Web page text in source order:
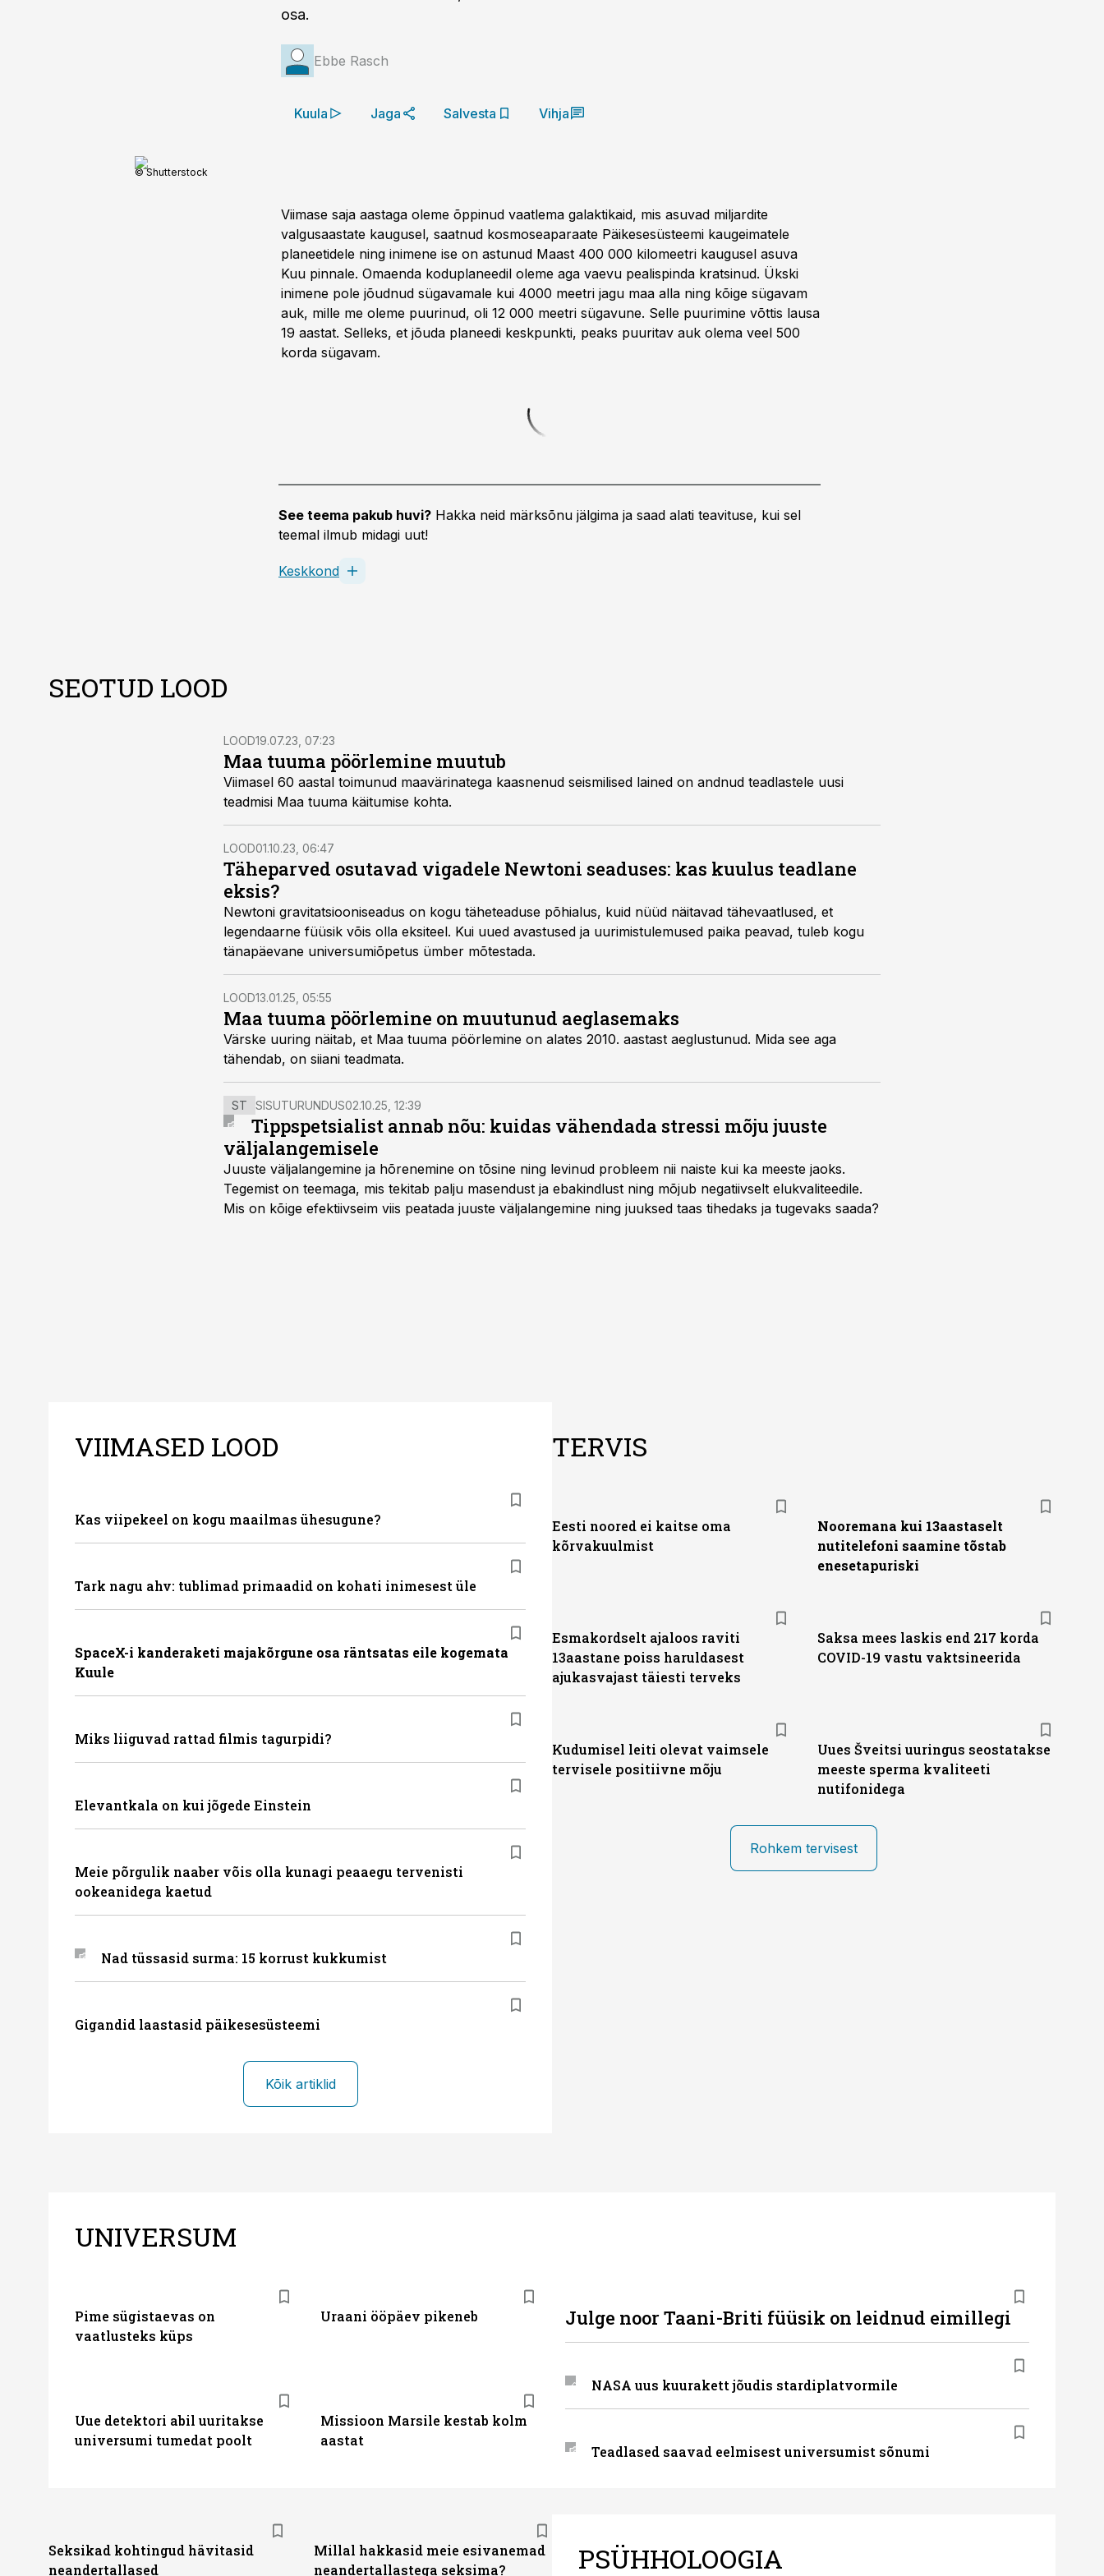
osa.
Ebbe Rasch
Kuula Jaga Salvesta Vihja
© Shutterstock
Viimase saja aastaga oleme õppinud vaatlema galaktikaid, mis asuvad miljar­dite
valgusaastate kaugusel, saatnud kosmoseaparaate Päikese­süsteemi kaugeimatele
planeetidele ning inimene ise on astunud Maast 400 000 kilomeetri kaugusel asuva
Kuu pinnale. Omaenda koduplaneedil oleme aga vaevu pealispinda kratsinud. Ükski
inimene pole jõudnud sügavamale kui 4000 meetri jagu maa alla ning kõige sügavam
auk, mille me oleme puurinud, oli 12 000 meetri sügavune. Selle puurimine võttis lausa
19 aastat. Selleks, et jõuda planeedi keskpunkti, peaks puuritav auk olema veel 500
korda sügavam.
See teema pakub huvi? Hakka neid märksõnu jälgima ja saad alati teavituse, kui sel
teemal ilmub midagi uut!
Keskkond
SEOTUD LOOD
LOOD19.07.23, 07:23
Maa tuuma pöörlemine muutub
Viimasel 60 aastal toimunud maavärinatega kaasnenud seismilised lained on andnud teadlastele uusi
teadmisi Maa tuuma käitumise kohta.
LOOD01.10.23, 06:47
Täheparved osutavad vigadele Newtoni seaduses: kas kuulus teadlane
eksis?
Newtoni gravitatsiooniseadus on kogu täheteaduse põhialus, kuid nüüd näitavad tähevaatlused, et
legendaarne füüsik võis olla eksiteel. Kui uued avastused ja uurimistulemused paika peavad, tuleb kogu
tänapäevane universumiõpetus ümber mõtestada.
LOOD13.01.25, 05:55
Maa tuuma pöörlemine on muutunud aeglasemaks
Värske uuring näitab, et Maa tuuma pöörlemine on alates 2010. aastast aeglustunud. Mida see aga
tähendab, on siiani teadmata.
ST SISUTURUNDUS02.10.25, 12:39
Tippspetsialist annab nõu: kuidas vähendada stressi mõju juuste
väljalangemisele
Juuste väljalangemine ja hõrenemine on tõsine ning levinud probleem nii naiste kui ka meeste jaoks.
Tegemist on teemaga, mis tekitab palju masendust ja ebakindlust ning mõjub negatiivselt elukvaliteedile.
Mis on kõige efektiivseim viis peatada juuste väljalangemine ning juuksed taas tihedaks ja tugevaks saada?
VIIMASED LOOD
Kas viipekeel on kogu maailmas ühesugune?
Tark nagu ahv: tublimad primaadid on kohati inimesest üle
SpaceX-i kanderaketi majakõrgune osa räntsatas eile kogemata
Kuule
Miks liiguvad rattad filmis tagurpidi?
Elevantkala on kui jõgede Einstein
Meie põrgulik naaber võis olla kunagi peaaegu tervenisti
ookeanidega kaetud
Nad tüssasid surma: 15 korrust kukkumist
Gigandid laastasid päikesesüsteemi
Kõik artiklid
TERVIS
Eesti noored ei kaitse oma
kõrvakuulmist
Nooremana kui 13aastaselt
nutitelefoni saamine tõstab
enesetapuriski
Esmakordselt ajaloos raviti
13aastane poiss haruldasest
ajukasvajast täiesti terveks
Saksa mees laskis end 217 korda
COVID-19 vastu vaktsineerida
Kudumisel leiti olevat vaimsele
tervisele positiivne mõju
Uues Šveitsi uuringus seostatakse
meeste sperma kvaliteeti
nutifonidega
Rohkem tervisest
UNIVERSUM
Pime sügistaevas on
vaatlusteks küps
Uraani ööpäev pikeneb Julge noor Taani-Briti füüsik on leidnud eimillegi
NASA uus kuurakett jõudis stardiplatvormile
Teadlased saavad eelmisest universumist sõnumi
Uue detektori abil uuritakse
universumi tumedat poolt
Missioon Marsile kestab kolm
aastat
Seksikad kohtingud hävitasid
neandertallased
Millal hakkasid meie esivanemad
neandertallastega seksima?
PSÜHHOLOOGIA